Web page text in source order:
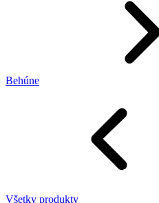
Behúne
Všetky produkty